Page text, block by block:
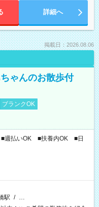
詳細へ
掲載日：2026.08.06
ゃんのお散歩付
ブランクOK
週払いOK ■扶養内OK ■日
駅 / …